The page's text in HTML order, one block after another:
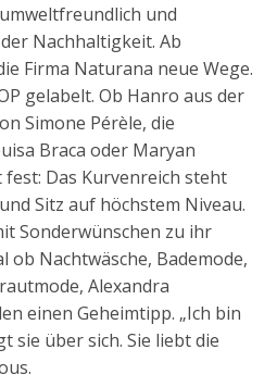
und
Nachhaltigkeit. Ab
Firma Naturana neue Wege.
gelabelt. Ob Hanro aus der
Simone Pérèle, die
Braca oder Maryan
Das Kurvenreich steht
Sitz auf höchstem Niveau.
Sonderwünschen zu ihr
ob Nachtwäsche, Bademode,
Alexandra
einen Geheimtipp. „Ich bin
sie über sich. Sie liebt die